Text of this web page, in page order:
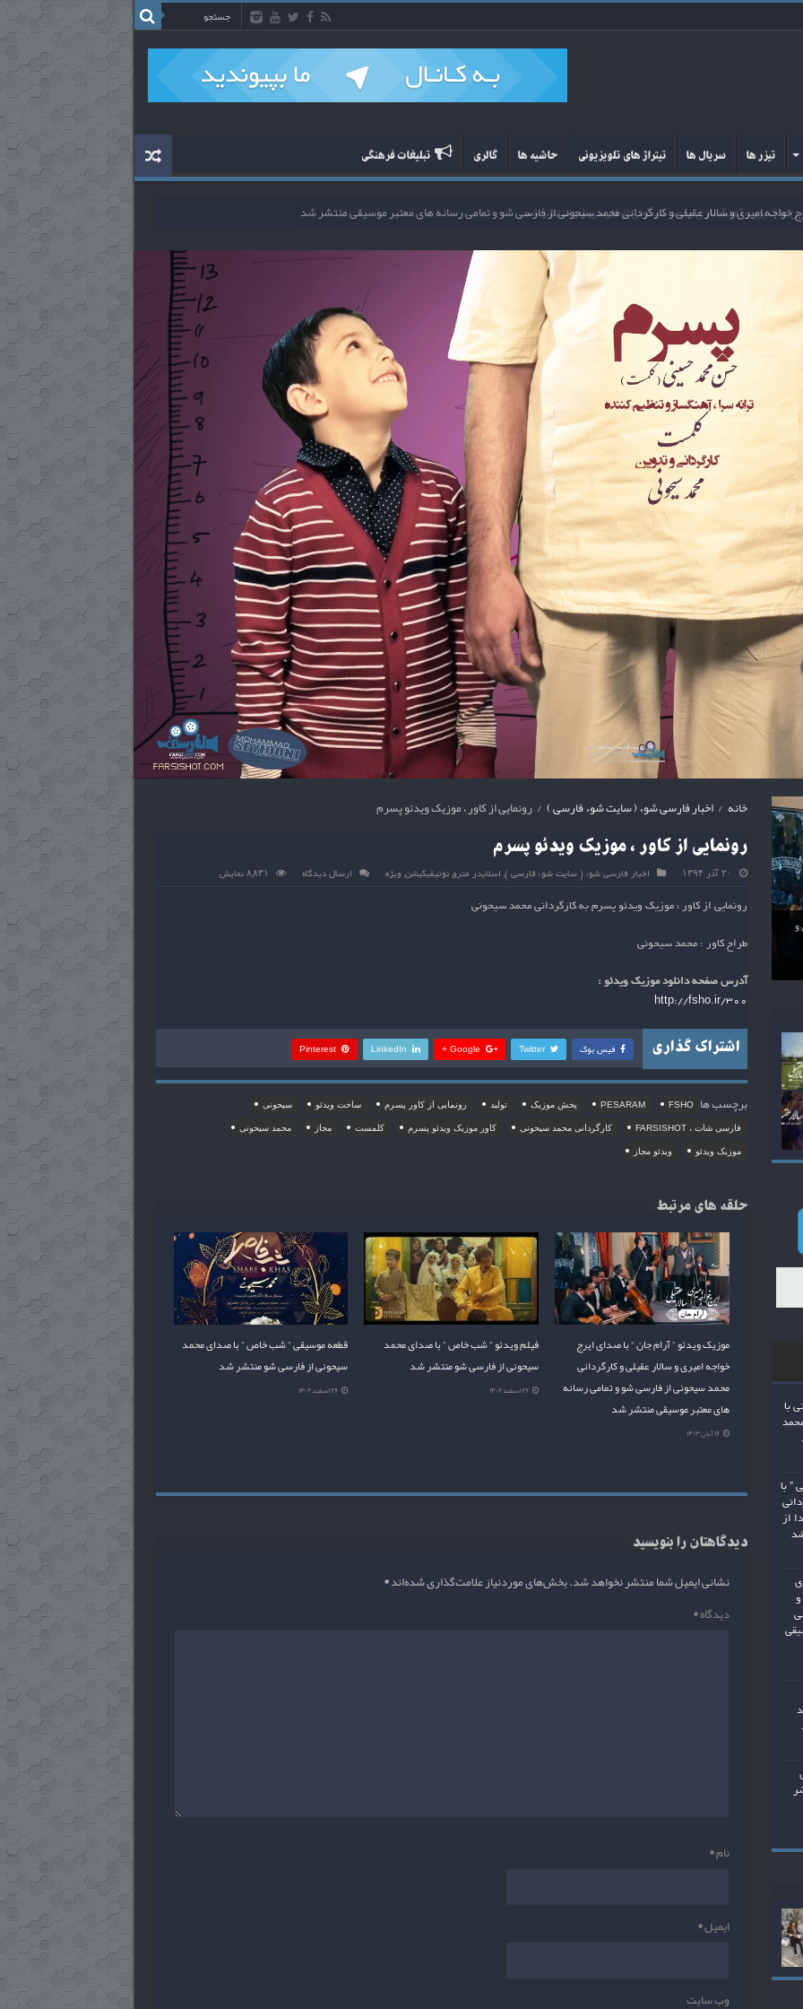
تیزر ها سریال ها تیتراژ های تلویزیونی حاشیه ها گالری تبلیغات فرهنگی
ملک پور و آهنگسازی محمد سیحونی از فارسی شو منتشر شد
خانه / اخبار فارسی شوء ( سایت شوء فارسی ) / رونمایی از کاور ، موزیک ویدئو پسرم
رونمایی از کاور ، موزیک ویدئو پسرم
۲۰ آذر ۱۳۹۴ اخبار فارسی شوء ( سایت شوء فارسی ), اسلایدر مترو,نوتیفیکیشن, ویژه ارسال دیدگاه ۸,۸۳۱ نمایش
رونمایی از کاور ، موزیک ویدئو پسرم به کارگردانی محمد سیحونی
طراح کاور : محمد سیحونی
آدرس صفحه دانلود موزیک ویدئو :
http://fsho.ir/300
اشتراک گذاری فیس بوک Twitter
Google +
LinkedIn
Pinterest
برچسب ها FSHO
PESARAM پخش موزیک تولید رونمایی از کاور پسرم ساخت ویدئو سیحونی
فارسی شات ، FARSISHOT کارگردانی محمد سیحونی کاور موزیک ویدئو پسرم کلمست مجاز محمد سیحونی
موزیک ویدئو ویدئو مجاز
حلقه های مرتبط
موزیک ویدئو ” آرام جان ” با صدای ایرج
خواجه امیری و سالار عقیلی و کارگردانی
محمد سیحونی از فارسی شو و تمامی رسانه
های معتبر موسیقی منتشر شد
۱۶ آبان ۱۴۰۳
فیلم ویدئو ” شب خاص ” با صدای محمد
سیحونی از فارسی شو منتشر شد
۲۶ اسفند ۱۴۰۲
قطعه موسیقی ” شب خاص ” با صدای محمد
سیحونی از فارسی شو منتشر شد
۲۶ اسفند ۱۴۰۲
دیدگاهتان را بنویسید
نشانی ایمیل شما منتشر نخواهد شد.بخش‌های موردنیاز علامت‌گذاری شده‌اند*
دیدگاه*
نام*
ایمیل*
وب‌ سایت
و
با
” با
از